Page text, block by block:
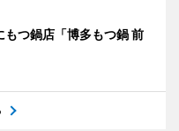
もつ鍋店「博多もつ鍋 前